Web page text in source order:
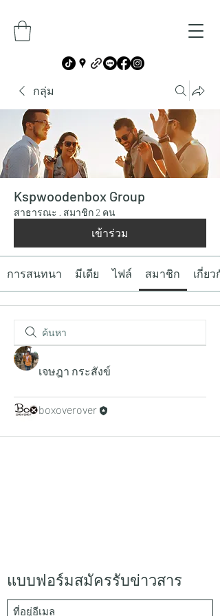
กลุ่ม
Kspwoodenbox Group
สาธารณะ · สมาชิก 2 คน
เข้าร่วม
การสนทนา มีเดีย ไฟล์ สมาชิก เกี่ยว
เจษฎา กระสังข์
boxoverover
แบบฟอร์มสมัครรับข่าวสาร